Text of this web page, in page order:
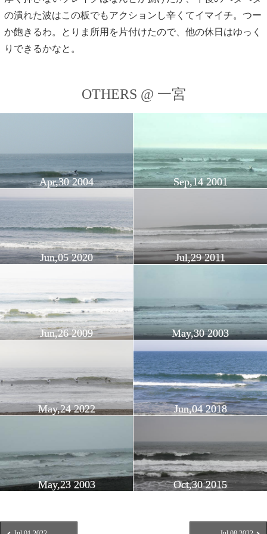
の潰れた波はこの板でもアクションし辛くてイマイチ。つー
か飽きるわ。とりま所用を片付けたので、他の休日はゆっく
りできるかなと。
OTHERS @ 一宮
Apr,30 2004 Sep,14 2001
Jun,05 2020 Jul,29 2011
Jun,26 2009 May,30 2003
May,24 2022 Jun,04 2018
May,23 2003 Oct,30 2015